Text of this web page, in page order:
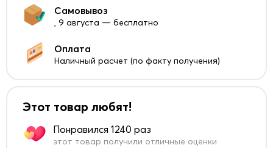
Самовывоз
, 9 августа — бесплатно
Оплата
Наличный расчет (по факту получения)
Этот товар любят!
Понравился 1240 раз
этот товар получили отличные оценки